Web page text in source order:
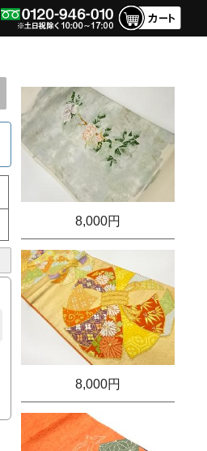
8,000円
8,000円